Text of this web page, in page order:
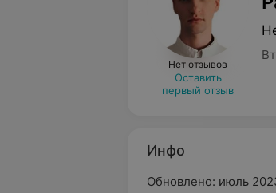
Нет отзывов
Оставить
первый отзыв
Инфо
Обновлено: июль